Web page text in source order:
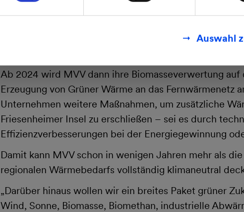
Auswahl
Energieunternehmen zudem auch den „Fall der Fälle“
unvorhergesehenen Ausfällen von Anlagen oder zu
Ab 2024 wird MVV dann ihre Biomasseverwertung
Erzeugung von Grüner Wärme an das Fernwärmenetz
Unternehmen weitere Maßnahmen, um zusätzliche
Friesenheimer Insel zu erschließen – sei es durch
Effizienzverbesserungen bei der Energiegewinnung
Damit kann MVV schon in wenigen Jahren mehr als
regionalen Wärmebedarfs vollständig klimaneutral
„Darüber hinaus wollen wir ein breites Paket grüner
Wind, Sonne, Biomasse, Biomethan, industrielle